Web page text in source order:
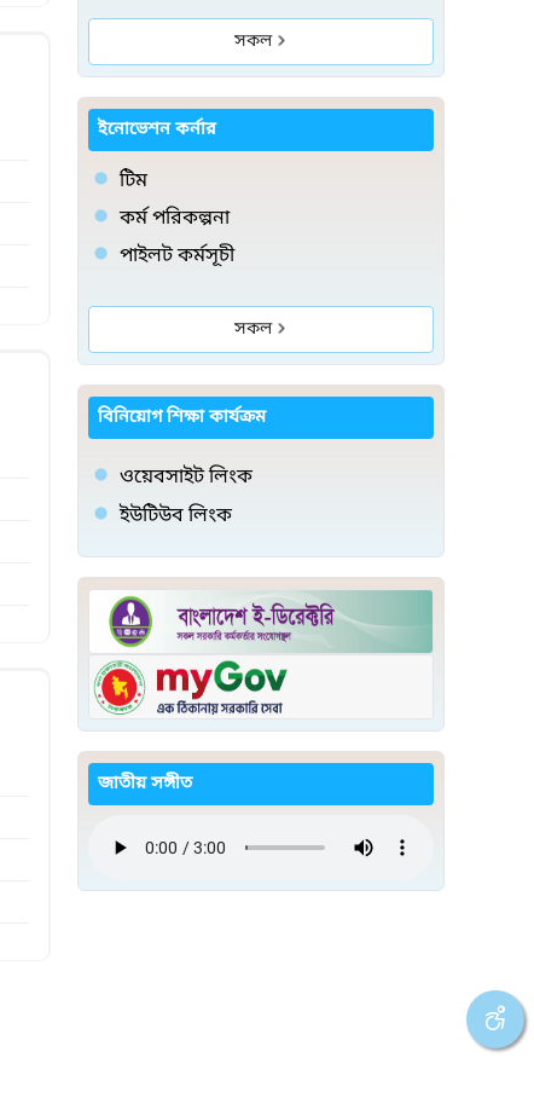
সকল
ইনোভেশন কর্নার
টিম
কর্ম পরিকল্পনা
পাইলট কর্মসূচী
সকল
বিনিয়োগ শিক্ষা কার্যক্রম
ওয়েবসাইট লিংক
ইউটিউব লিংক
জাতীয় সঙ্গীত